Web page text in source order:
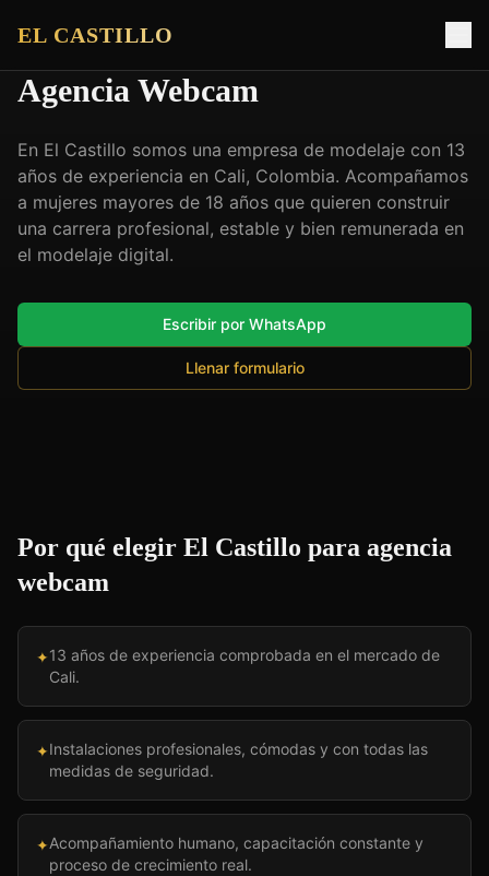
EL CASTILLO
Agencia Webcam
En El Castillo somos una empresa de modelaje con 13
años de experiencia en Cali, Colombia. Acompañamos
a mujeres mayores de 18 años que quieren construir
una carrera profesional, estable y bien remunerada en
el modelaje digital.
Escribir por WhatsApp
Llenar formulario
Por qué elegir El Castillo para agencia
webcam
✦13 años de experiencia comprobada en el mercado de
Cali.
✦Instalaciones profesionales, cómodas y con todas las
medidas de seguridad.
✦Acompañamiento humano, capacitación constante y
proceso de crecimiento real.